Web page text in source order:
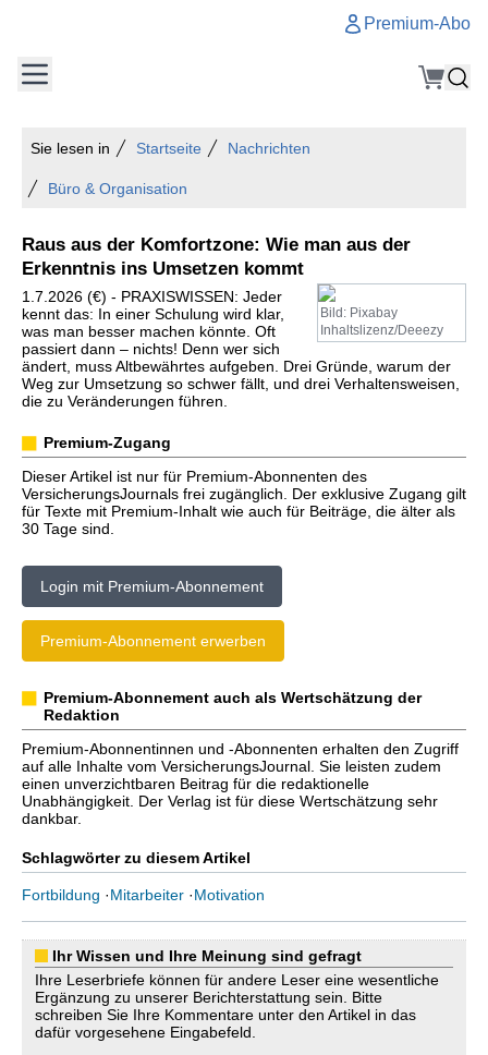
Premium-Abo
Sie lesen in Startseite Nachrichten
Büro & Organisation
Raus aus der Komfortzone: Wie man aus der
Erkenntnis ins Umsetzen kommt
Bild: Pixabay
Inhaltslizenz/Deeezy
1.7.2026 (€) - PRAXISWISSEN: Jeder
kennt das: In einer Schulung wird klar,
was man besser machen könnte. Oft
passiert dann – nichts! Denn wer sich
ändert, muss Altbewährtes aufgeben. Drei Gründe, warum der
Weg zur Umsetzung so schwer fällt, und drei Verhaltensweisen,
die zu Veränderungen führen.
Premium-Zugang
Dieser Artikel ist nur für Premium-Abonnenten des
VersicherungsJournals frei zugänglich. Der exklusive Zugang gilt
für Texte mit Premium-Inhalt wie auch für Beiträge, die älter als
30 Tage sind.
Login mit Premium-Abonnement
Premium-Abonnement erwerben
Premium-Abonnement auch als Wertschätzung der
Redaktion
Premium-Abonnentinnen und -Abonnenten erhalten den Zugriff
auf alle Inhalte vom VersicherungsJournal. Sie leisten zudem
einen unverzichtbaren Beitrag für die redaktionelle
Unabhängigkeit. Der Verlag ist für diese Wertschätzung sehr
dankbar.
Schlagwörter zu diesem Artikel
Fortbildung ·Mitarbeiter ·Motivation
Ihr Wissen und Ihre Meinung sind gefragt
Ihre Leserbriefe können für andere Leser eine wesentliche
Ergänzung zu unserer Berichterstattung sein. Bitte
schreiben Sie Ihre Kommentare unter den Artikel in das
dafür vorgesehene Eingabefeld.